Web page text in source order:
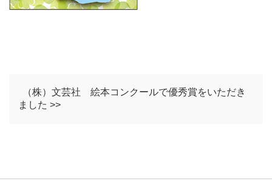
（株）文芸社 絵本コンクールで優秀賞をいただき
ました >>